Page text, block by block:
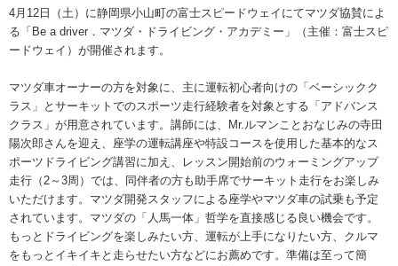
4月12日（土）に静岡県小山町の富士スピードウェイにてマツダ協賛によ
る「Be a driver．マツダ・ドライビング・アカデミー」（主催：富士スピ
ードウェイ）が開催されます。
マツダ車オーナーの方を対象に、主に運転初心者向けの「ベーシックク
ラス」とサーキットでのスポーツ走行経験者を対象とする「アドバンス
クラス」が用意されています。講師には、Mr.ルマンことおなじみの寺田
陽次郎さんを迎え、座学の運転講座や特設コースを使用した基本的なス
ポーツドライビング講習に加え、レッスン開始前のウォーミングアップ
走行（2～3周）では、同伴者の方も助手席でサーキット走行をお楽しみ
いただけます。マツダ開発スタッフによる座学やマツダ車の試乗も予定
されています。マツダの「人馬一体」哲学を直接感じる良い機会です。
もっとドライビングを楽しみたい方、運転が上手になりたい方、クルマ
をもっとイキイキと走らせたい方などにお薦めです。準備は至って簡